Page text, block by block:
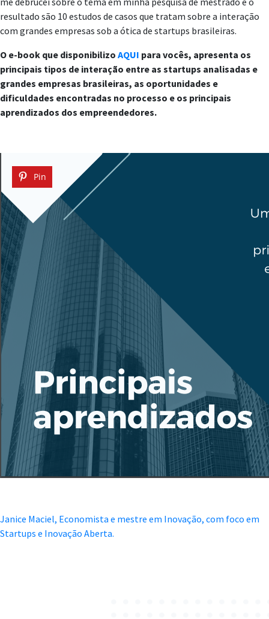
resultado são 10 estudos de casos que tratam sobre a interação
com grandes empresas sob a ótica de startups brasileiras.
O e-book que disponibilizo AQUI para vocês, apresenta os
principais tipos de interação entre as startups analisadas e
grandes empresas brasileiras, as oportunidades e
dificuldades encontradas no processo e os principais
aprendizados dos empreendedores.
Pin
Janice Maciel, Economista e mestre em Inovação, com foco em
Startups e Inovação Aberta.